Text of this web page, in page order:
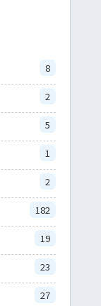
8
2
5
1
2
182
19
23
27